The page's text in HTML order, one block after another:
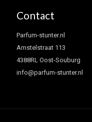
Contact
Parfum-stunter.nl
Amstelstraat 113
4388RL Oost-Souburg
info@parfum-stunter.nl